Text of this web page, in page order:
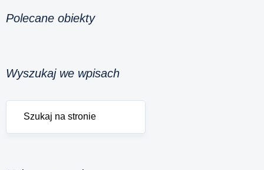
Polecane obiekty
Wyszukaj we wpisach